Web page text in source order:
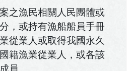
之漁民相關人民團體或
，或持有漁船船員手冊
從業人或取得我國永久
籍漁業從業人，或各該
員。